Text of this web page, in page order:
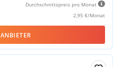
Durchschnittspreis pro Monat
2,95 €/Monat